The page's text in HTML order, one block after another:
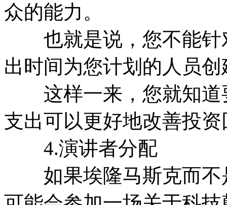
众的能力。
也就是说，您不能针
出时间为您计划的人员
这样一来，您就知道
支出可以更好地改善投
4.演讲者分配
如果埃隆马斯克而不